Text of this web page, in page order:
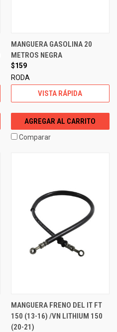
MANGUERA GASOLINA 20
METROS NEGRA
$159
RODA
VISTA RÁPIDA
AGREGAR AL CARRITO
Comparar
MANGUERA FRENO DEL IT FT
150 (13-16) /VN LITHIUM 150
(20-21)